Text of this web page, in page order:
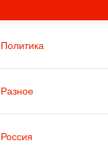
Политика
Разное
Россия